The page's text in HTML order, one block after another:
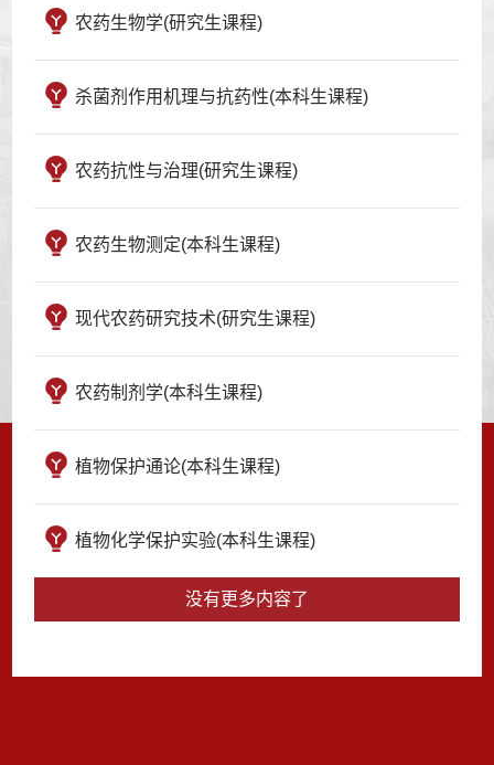
农药生物学(研究生课程)
杀菌剂作用机理与抗药性(本科生课程)
农药抗性与治理(研究生课程)
农药生物测定(本科生课程)
现代农药研究技术(研究生课程)
农药制剂学(本科生课程)
植物保护通论(本科生课程)
植物化学保护实验(本科生课程)
没有更多内容了